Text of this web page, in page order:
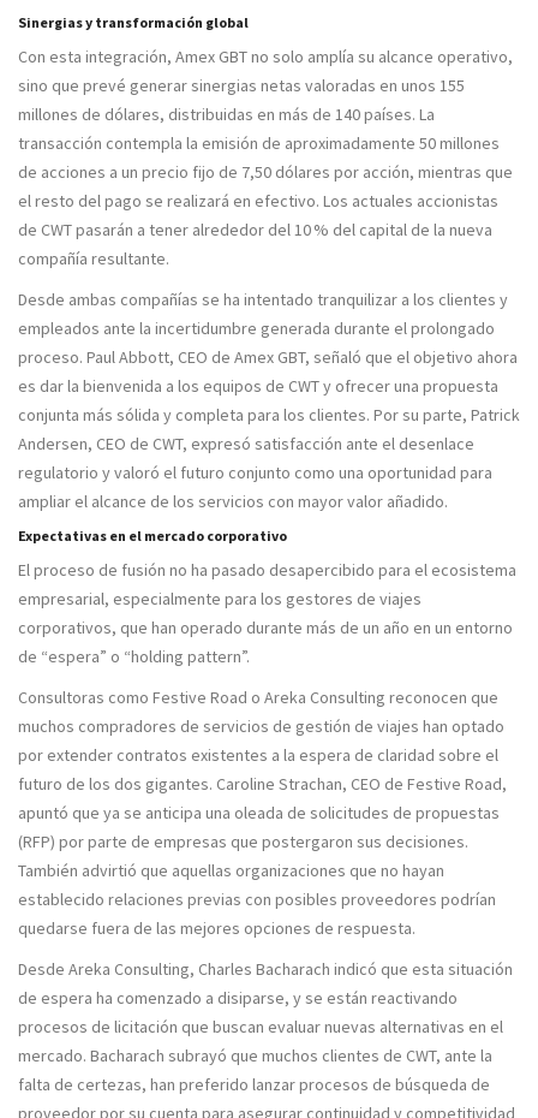
Sinergias y transformación global
Con esta integración, Amex GBT no solo amplía su alcance operativo,
sino que prevé generar sinergias netas valoradas en unos 155
millones de dólares, distribuidas en más de 140 países. La
transacción contempla la emisión de aproximadamente 50 millones
de acciones a un precio fijo de 7,50 dólares por acción, mientras que
el resto del pago se realizará en efectivo. Los actuales accionistas
de CWT pasarán a tener alrededor del 10 % del capital de la nueva
compañía resultante.
Desde ambas compañías se ha intentado tranquilizar a los clientes y
empleados ante la incertidumbre generada durante el prolongado
proceso. Paul Abbott, CEO de Amex GBT, señaló que el objetivo ahora
es dar la bienvenida a los equipos de CWT y ofrecer una propuesta
conjunta más sólida y completa para los clientes. Por su parte, Patrick
Andersen, CEO de CWT, expresó satisfacción ante el desenlace
regulatorio y valoró el futuro conjunto como una oportunidad para
ampliar el alcance de los servicios con mayor valor añadido.
Expectativas en el mercado corporativo
El proceso de fusión no ha pasado desapercibido para el ecosistema
empresarial, especialmente para los gestores de viajes
corporativos, que han operado durante más de un año en un entorno
de “espera” o “holding pattern”.
Consultoras como Festive Road o Areka Consulting reconocen que
muchos compradores de servicios de gestión de viajes han optado
por extender contratos existentes a la espera de claridad sobre el
futuro de los dos gigantes. Caroline Strachan, CEO de Festive Road,
apuntó que ya se anticipa una oleada de solicitudes de propuestas
(RFP) por parte de empresas que postergaron sus decisiones.
También advirtió que aquellas organizaciones que no hayan
establecido relaciones previas con posibles proveedores podrían
quedarse fuera de las mejores opciones de respuesta.
Desde Areka Consulting, Charles Bacharach indicó que esta situación
de espera ha comenzado a disiparse, y se están reactivando
procesos de licitación que buscan evaluar nuevas alternativas en el
mercado. Bacharach subrayó que muchos clientes de CWT, ante la
falta de certezas, han preferido lanzar procesos de búsqueda de
proveedor por su cuenta para asegurar continuidad y competitividad